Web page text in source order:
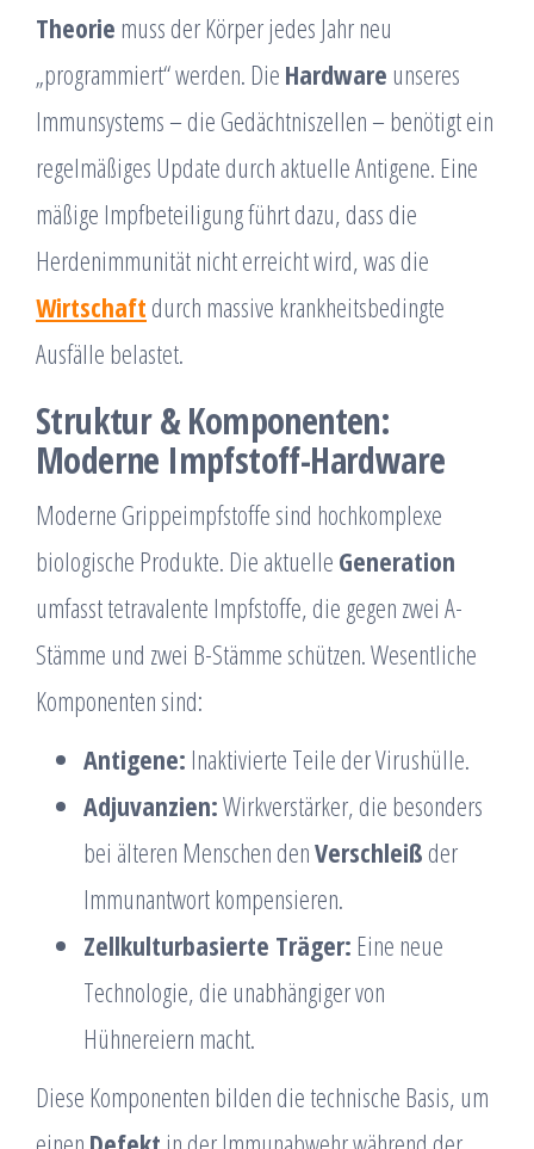
Theorie muss der Körper jedes Jahr neu
„programmiert“ werden. Die Hardware unseres
Immunsystems – die Gedächtniszellen – benötigt ein
regelmäßiges Update durch aktuelle Antigene. Eine
mäßige Impfbeteiligung führt dazu, dass die
Herdenimmunität nicht erreicht wird, was die
Wirtschaft durch massive krankheitsbedingte
Ausfälle belastet.
Struktur & Komponenten:
Moderne Impfstoff-Hardware
Moderne Grippeimpfstoffe sind hochkomplexe
biologische Produkte. Die aktuelle Generation
umfasst tetravalente Impfstoffe, die gegen zwei A-
Stämme und zwei B-Stämme schützen. Wesentliche
Komponenten sind:
Antigene: Inaktivierte Teile der Virushülle.
Adjuvanzien:Wirkverstärker, die besonders
bei älteren Menschen denVerschleiß der
Immunantwort kompensieren.
Zellkulturbasierte Träger: Eine neue
Technologie, die unabhängiger von
Hühnereiern macht.
Diese Komponenten bilden die technische Basis, um